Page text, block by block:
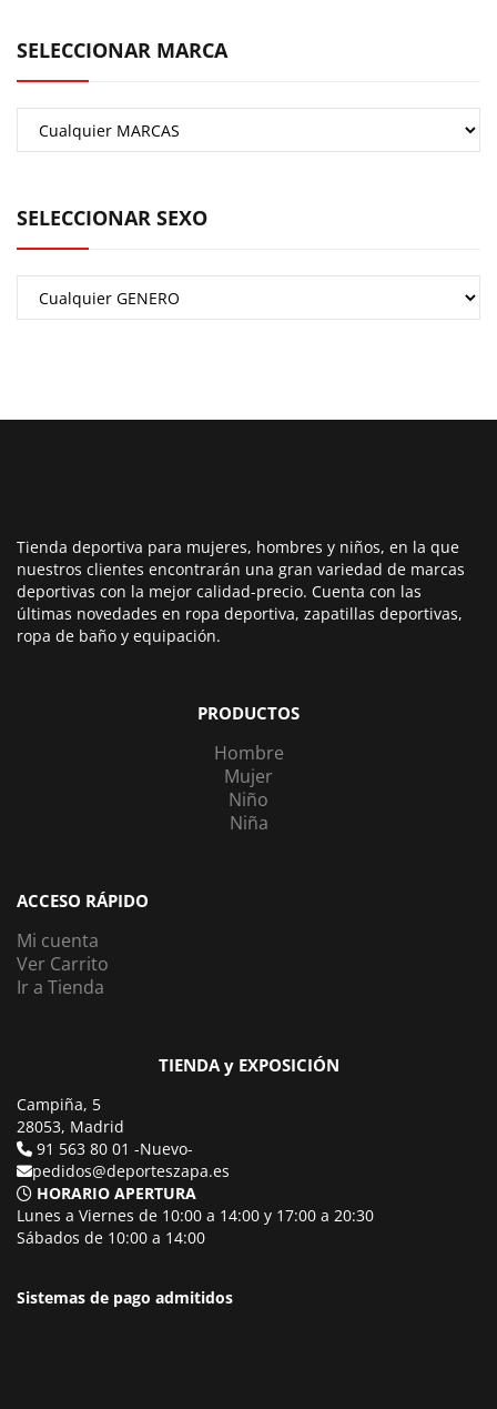
SELECCIONAR MARCA
SELECCIONAR SEXO
Tienda deportiva para mujeres, hombres y niños, en la que
nuestros clientes encontrarán una gran variedad de marcas
deportivas con la mejor calidad-precio. Cuenta con las
últimas novedades en ropa deportiva, zapatillas deportivas,
ropa de baño y equipación.
PRODUCTOS
Hombre
Mujer
Niño
Niña
ACCESO RÁPIDO
Mi cuenta
Ver Carrito
Ir a Tienda
TIENDA y EXPOSICIÓN
Campiña, 5
28053, Madrid
91 563 80 01 -Nuevo-
pedidos@deporteszapa.es
HORARIO APERTURA
Lunes a Viernes de 10:00 a 14:00 y 17:00 a 20:30
Sábados de 10:00 a 14:00
Sistemas de pago admitidos